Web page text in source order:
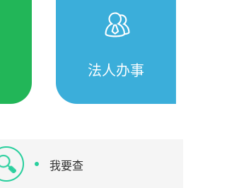
法人办事
我要查